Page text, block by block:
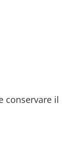
conservare il